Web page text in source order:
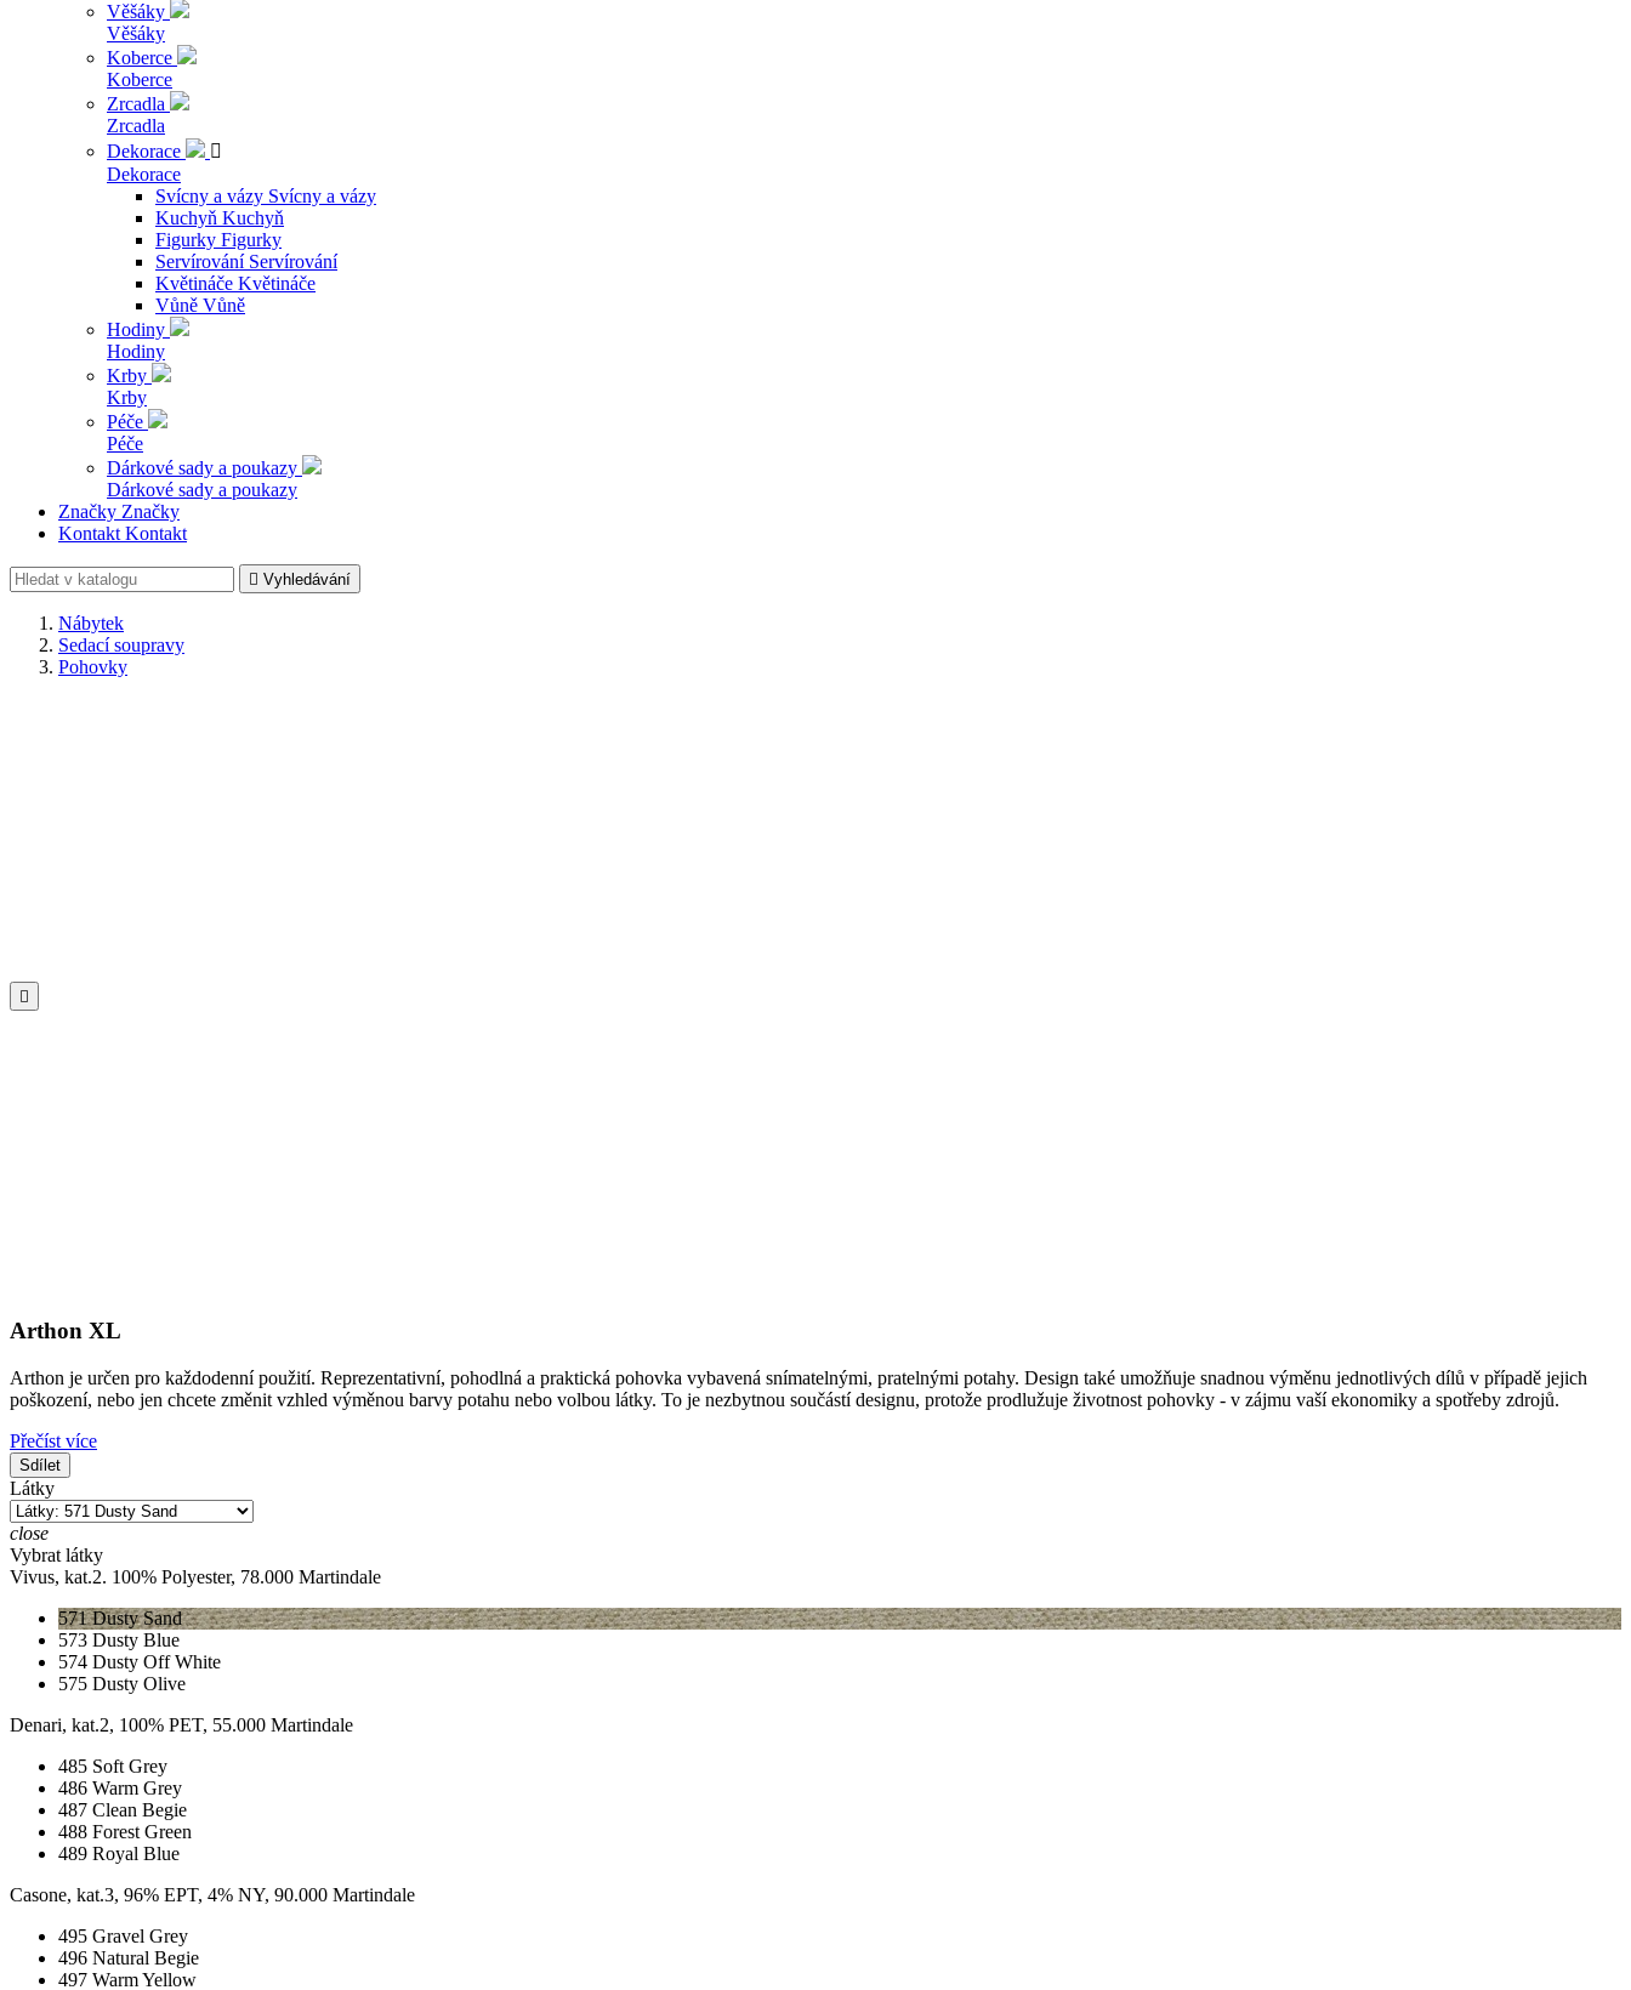
Věšáky
Věšáky
Koberce
Koberce
Zrcadla
Zrcadla
Dekorace

Dekorace
Svícny a vázy Svícny a vázy
Kuchyň Kuchyň
Figurky Figurky
Servírování Servírování
Květináče Květináče
Vůně Vůně
Hodiny
Hodiny
Krby
Krby
Péče
Péče
Dárkové sady a poukazy
Dárkové sady a poukazy
Značky Značky
Kontakt Kontakt
 Vyhledávání
Nábytek
Sedací soupravy
Pohovky

Arthon XL
Arthon je určen pro každodenní použití. Reprezentativní, pohodlná a praktická pohovka vybavená snímatelnými, pratelnými potahy. Design také umožňuje snadnou výměnu jednotlivých dílů v případě jejich
poškození, nebo jen chcete změnit vzhled výměnou barvy potahu nebo volbou látky. To je nezbytnou součástí designu, protože prodlužuje životnost pohovky - v zájmu vaší ekonomiky a spotřeby zdrojů.
Přečíst více
Sdílet
Látky
close
Vybrat látky
Vivus, kat.2. 100% Polyester, 78.000 Martindale
571 Dusty Sand
573 Dusty Blue
574 Dusty Off White
575 Dusty Olive
Denari, kat.2, 100% PET, 55.000 Martindale
485 Soft Grey
486 Warm Grey
487 Clean Begie
488 Forest Green
489 Royal Blue
Casone, kat.3, 96% EPT, 4% NY, 90.000 Martindale
495 Gravel Grey
496 Natural Begie
497 Warm Yellow